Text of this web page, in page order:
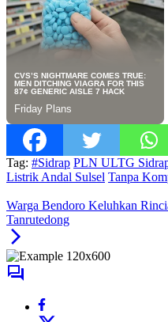
Tag: #Sidrap PLN ULTG
Listrik Andal Sulsel Tanpa
Warga Bendoro Keluhkan
Tanrutedong